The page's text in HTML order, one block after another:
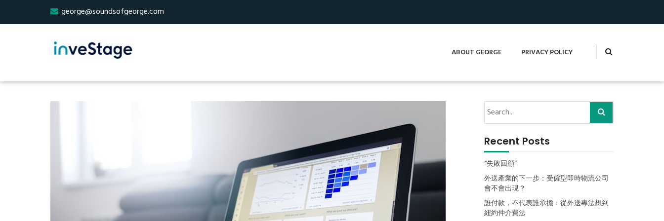
george@soundsofgeorge.com
ABOUT GEORGE PRIVACY POLICY
Recent Posts
“失敗回顧”
外送產業的下一步：受僱型即時物流公司
會不會出現？
誰付款，不代表誰承擔：從外送專法想到
紐約仲介費法